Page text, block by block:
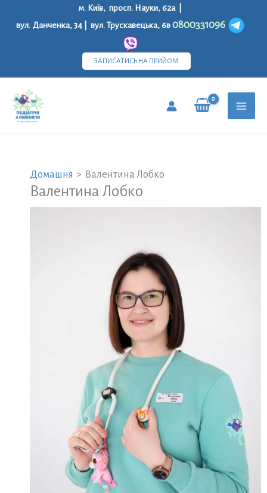
м. Київ, просп. Науки, 62а |
вул. Данченка, 34 | вул. Трускавецька, 6в 0800331096
ЗАПИСАТИСЬ НА ПРИЙОМ
Домашня Валентина Лобко
Валентина Лобко